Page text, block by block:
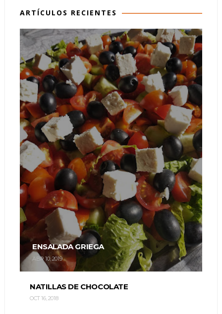
ARTÍCULOS RECIENTES
ENSALADA GRIEGA
ABR 10, 2019
NATILLAS DE CHOCOLATE
OCT 16, 2018